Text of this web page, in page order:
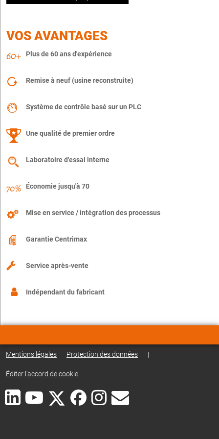
VOS AVANTAGES
Plus de 60 ans d'expérience
Remise à neuf (usine reconstruite)
Système de contrôle basé sur un PLC
Une qualité de premier ordre
Laboratoire d'essai interne
Économie jusqu'à 70
Mise en service / intégration des processus
Garantie Centrimax
Service après-vente
Indépendant du fabricant
Mentions légales Protection des données |
Éditer l'accord de cookie